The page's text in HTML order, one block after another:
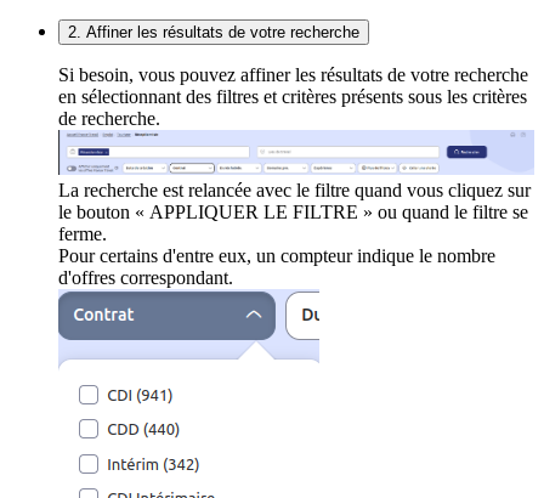
2. Affiner les résultats de votre recherche
Si besoin, vous pouvez affiner les résultats de votre recherche
en sélectionnant des filtres et critères présents sous les critères
de recherche.
La recherche est relancée avec le filtre quand vous cliquez sur
le bouton « APPLIQUER LE FILTRE » ou quand le filtre se
ferme.
Pour certains d'entre eux, un compteur indique le nombre
d'offres correspondant.